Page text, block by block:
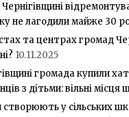
Чернігівщині
не лагодили майже 30
та центрах громад
10.11.2025
громада купили
з дітьми: вільні місця
створюють у сільських